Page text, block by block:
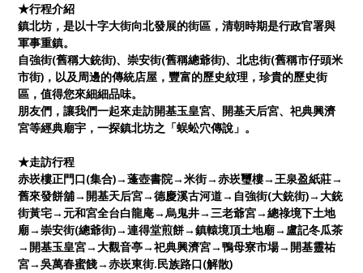
★行程介紹
鎮北坊，是以十字大街向北發展的街區，清朝時期是行政官署與
軍事重鎮。
自強街(舊稱大銃街)、崇安街(舊稱總爺街)、北忠街(舊稱市仔頭米
市街)，以及周邊的傳統店屋，豐富的歷史紋理，珍貴的歷史街
區，值得您來細細品味。
朋友們，讓我們一起來走訪開基玉皇宮、開基天后宮、祀典興濟
宮等經典廟宇，一探鎮北坊之「蜈蚣穴傳說」。
★走訪行程
赤崁樓正門口(集合)→蓬壺書院→米街→赤崁璽樓→王泉盈紙莊→
舊來發餅舖→開基天后宮→德慶溪古河道→自強街(大銃街)→大銃
街黃宅→元和宮全台白龍庵→烏鬼井→三老爺宮→總祿境下土地
廟→崇安街(總爺街)→連得堂煎餅→鎮轅境頂土地廟→盧記冬瓜茶
→開基玉皇宮→大觀音亭→祀典興濟宮→鴨母寮市場→開基靈祐
宮→吳萬春蜜餞→赤崁東街.民族路口(解散)